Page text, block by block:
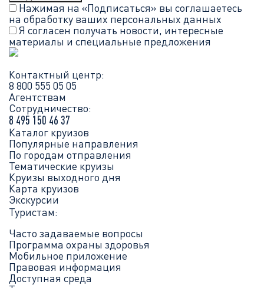
Нажимая на «Подписаться» вы соглашаетесь
на обработку ваших персональных данных
Я согласен получать новости, интересные
материалы и специальные предложения
Контактный центр:
8 800 555 05 05
Агентствам
Сотрудничество:
8 495 150 46 37
Каталог круизов
Популярные направления
По городам отправления
Тематические круизы
Круизы выходного дня
Карта круизов
Экскурсии
Туристам:
Часто задаваемые вопросы
Программа охраны здоровья
Мобильное приложение
Правовая информация
Доступная среда